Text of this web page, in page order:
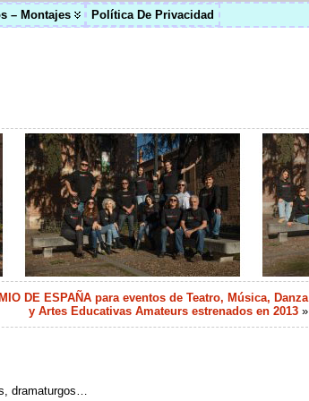
– Montajes Política De Privacidad
DE ESPAÑA para eventos de Teatro, Música, Danza
y Artes Educativas Amateurs estrenados en 2013»
dramaturgos…